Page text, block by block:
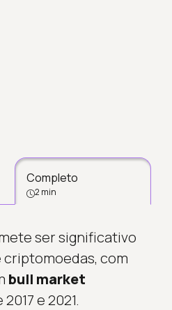
Completo
2 min
ser significativo
criptomoedas, com
bull market
e 2021.